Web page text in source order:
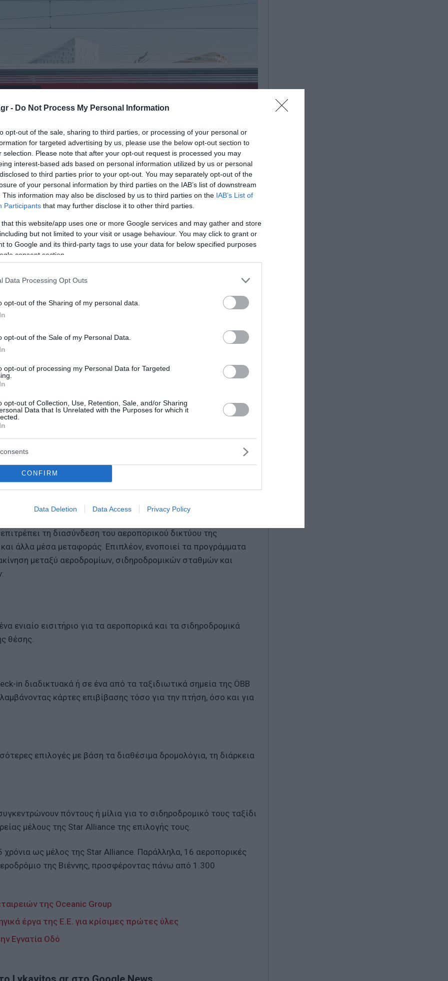
- Do Not Process My Personal Information
opt-out of the sale, sharing to third parties, or processing of your personal or
for targeted advertising by us, please use the below opt-out section to
selection. Please note that after your opt-out request is processed you may
interest-based ads based on personal information utilized by us or personal
to third parties prior to your opt-out. You may separately opt-out of the
of your personal information by third parties on the IAB’s list of downstream
This information may also be disclosed by us to third parties on the IAB’s List of
Participants that may further disclose it to other third parties.
that this website/app uses one or more Google services and may gather and store
but not limited to your visit or usage behaviour. You may click to grant or
to Google and its third-party tags to use your data for below specified purposes
consent section.
Data Processing Opt Outs
opt-out of the Sharing of my personal data.
opt-out of the Sale of my Personal Data.
opt-out of processing my Personal Data for Targeted
opt-out of Collection, Use, Retention, Sale, and/or Sharing
Data that Is Unrelated with the Purposes for which it
CONFIRM
Data Deletion Data Access Privacy Policy
Σιδηροδρομικές Γραμμές), δήλωσε: Το ταξίδι από τους
Σάλτσμπουργκ, του Γκρατς και του Ίνσμπρουκ προς
πιο εύκολο. Είμαστε ιδιαίτερα χαρούμενοι για τη συνεργασία
της ενοποίησης των σιδηροδρομικών και αεροπορικών
στους επιβάτες μας έναν φιλικό προς το περιβάλλον
χωρίς τη χρήση αυτοκινήτου, κάνοντας το ταξίδι τους
θα αποτελέσουν ένα ευέλικτο μέρος των αεροπορικών
αλλά μέσω ενός παγκόσμιου δικτύου 25 αεροπορικών
μεταξύ της ÖBB και της Austrian Airlines για την παροχή
Η συνεργασία αυτή ξεκίνησε το 2014, προσφέροντας
τρένο μεταξύ μεγάλων αυστριακών πόλεων και του
και check-in.
Star Alliance, που τέθηκε σε λειτουργία τον Αύγουστο του
τη διασύνδεση του αεροπορικού δικτύου της
άλλα μέσα μεταφοράς. Επιπλέον, ενοποιεί τα προγράμματα
μεταξύ αεροδρομίων, σιδηροδρομικών σταθμών και
ενιαίο εισιτήριο για τα αεροπορικά και τα σιδηροδρομικά
θέσης.
in διαδικτυακά ή σε ένα από τα ταξιδιωτικά σημεία της ÖBB
κάρτες επιβίβασης τόσο για την πτήση, όσο και για
επιλογές με βάση τα διαθέσιμα δρομολόγια, τη διάρκεια
πόντους ή μίλια για το σιδηροδρομικό τους ταξίδι
μέλους της Star Alliance της επιλογής τους.
ως μέλος της Star Alliance. Παράλληλα, 16 αεροπορικές
της Βιέννης, προσφέροντας πάνω από 1.300
της Oceanic Group
έργα της Ε.Ε. για κρίσιμες πρώτες ύλες
Εγνατία Οδό